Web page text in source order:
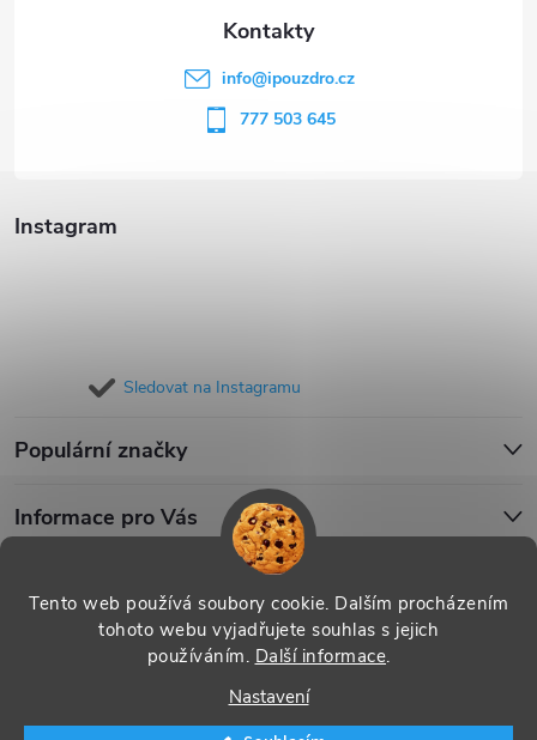
Tento web používá soubory cookie. Dalším procházením
tohoto webu vyjadřujete souhlas s jejich
používáním. Další informace.
Nastavení
Instagram
Sledovat na Instagramu
Populární značky
Informace pro Vás
info@ipouzdro.cz
777 503 645
Copyright 2026 . Všechna práva vyhrazena.
nastavení cookies